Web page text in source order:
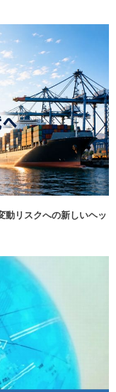
動リスクへの新しいヘッ